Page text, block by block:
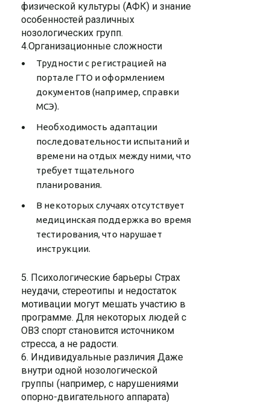
физической культуры (АФК) и знание
особенностей различных
нозологических групп.
4.Организационные сложности
Трудности с регистрацией на
портале ГТО и оформлением
документов (например, справки
МСЭ).
Необходимость адаптации
последовательности испытаний и
времени на отдых между ними, что
требует тщательного
планирования.
В некоторых случаях отсутствует
медицинская поддержка во время
тестирования, что нарушает
инструкции.
5. Психологические барьеры Страх
неудачи, стереотипы и недостаток
мотивации могут мешать участию в
программе. Для некоторых людей с
ОВЗ спорт становится источником
стресса, а не радости.
6. Индивидуальные различия Даже
внутри одной нозологической
группы (например, с нарушениями
опорно-двигательного аппарата)